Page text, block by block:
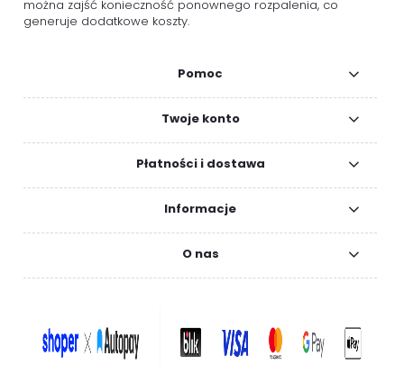
można zajść konieczność ponownego rozpalenia, co
generuje dodatkowe koszty.
Pomoc
Twoje konto
Płatności i dostawa
Informacje
O nas